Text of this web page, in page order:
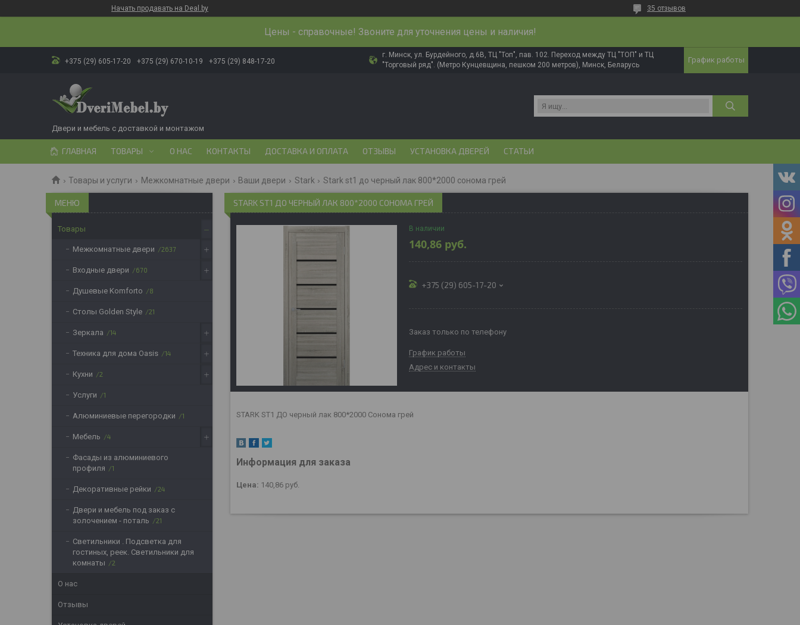
Начать продавать на Deal.by 35 отзывов
Цены - справочные! Звоните для уточнения цены и наличия!
+375 (29) 605-17-20 +375 (29) 670-10-19 +375 (29) 848-17-20
г. Минск, ул. Бурдейного, д.6В, ТЦ "Топ", пав. 102. Переход между ТЦ "ТОП" и ТЦ
"Торговый ряд". (Метро Кунцевщина, пешком 200 метров), Минск, Беларусь
График работы
Двери и мебель с доставкой и монтажом
ГЛАВНАЯ ТОВАРЫ О НАС КОНТАКТЫ ДОСТАВКА И ОПЛАТА ОТЗЫВЫ УСТАНОВКА ДВЕРЕЙ СТАТЬИ
Товары и услуги Межкомнатные двери Ваши двери Stark Stark st1 до черный лак 800*2000 сонома грей
STARK ST1 ДО ЧЕРНЫЙ ЛАК 800*2000 СОНОМА ГРЕЙ
В наличии
140,86 руб.
+375 (29) 605-17-20
Заказ только по телефону
График работы
Адрес и контакты
STARK ST1 ДО черный лак 800*2000 Сонома грей
Информация для заказа
Цена: 140,86 руб.
Товары
Межкомнатные двери 2637
Входные двери 670
Душевые Komforto 8
Столы Golden Style 21
Зеркала 14
Техника для дома Oasis 14
Кухни 2
Услуги 1
Алюминиевые перегородки 1
Мебель 4
Фасады из алюминиевого
профиля
1
Декоративные рейки 24
Двери и мебель под заказ с
золочением - поталь
21
Светильники . Подсветка для
гостиных, реек. Светильники для
комнаты
2
О нас
Отзывы